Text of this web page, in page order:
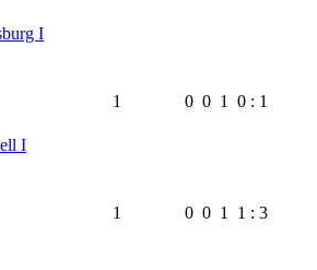
I
I
1 0 0 1 0 : 1
1 0 0 1 1 : 3